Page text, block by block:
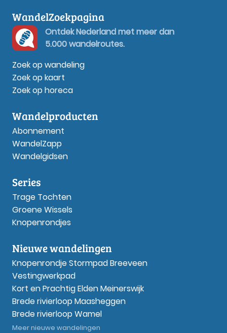
WandelZoekpagina
Ontdek Nederland met meer dan
5.000 wandelroutes.
Zoek op wandeling
Zoek op kaart
Zoek op horeca
Wandelproducten
Abonnement
WandelZapp
Wandelgidsen
Series
Trage Tochten
Groene Wissels
Knopenrondjes
Nieuwe wandelingen
Knopenrondje Stormpad Breeveen
Vestingwerkpad
Kort en Prachtig Elden Meinerswijk
Brede rivierloop Maasheggen
Brede rivierloop Wamel
Meer nieuwe wandelingen